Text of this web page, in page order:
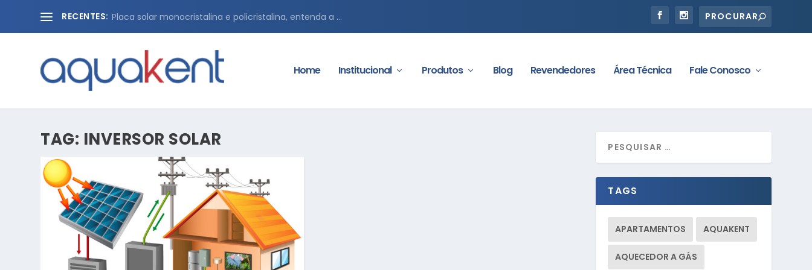
RECENTES: Placa solar monocristalina e policristalina, entenda a ...
Home Institucional Produtos Blog Revendedores Área Técnica Fale Conosco
TAG: INVERSOR SOLAR
TAGS
APARTAMENTOS AQUAKENT
AQUECEDOR A GÁS